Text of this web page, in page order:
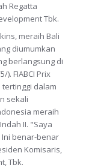
Regatta
Tbk.
meraih Bali
diumumkan
berlangsung di
). FIABCI Prix
dalam
sekali
meraih
II. "Saya
Ini benar-benar
Komisaris,
Tbk.